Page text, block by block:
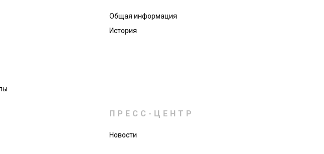
Общая информация
История
ПРЕСС-ЦЕНТР
Новости